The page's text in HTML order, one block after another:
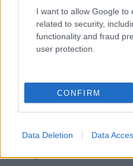
I want to allow Google to
related to security,
functionality and fraud
user protection.
CONFIRM
Data Deletion Data
A SPENÓT
A téli porcsin, vagy
spenóthelyettesítő
cserépben is tartható.